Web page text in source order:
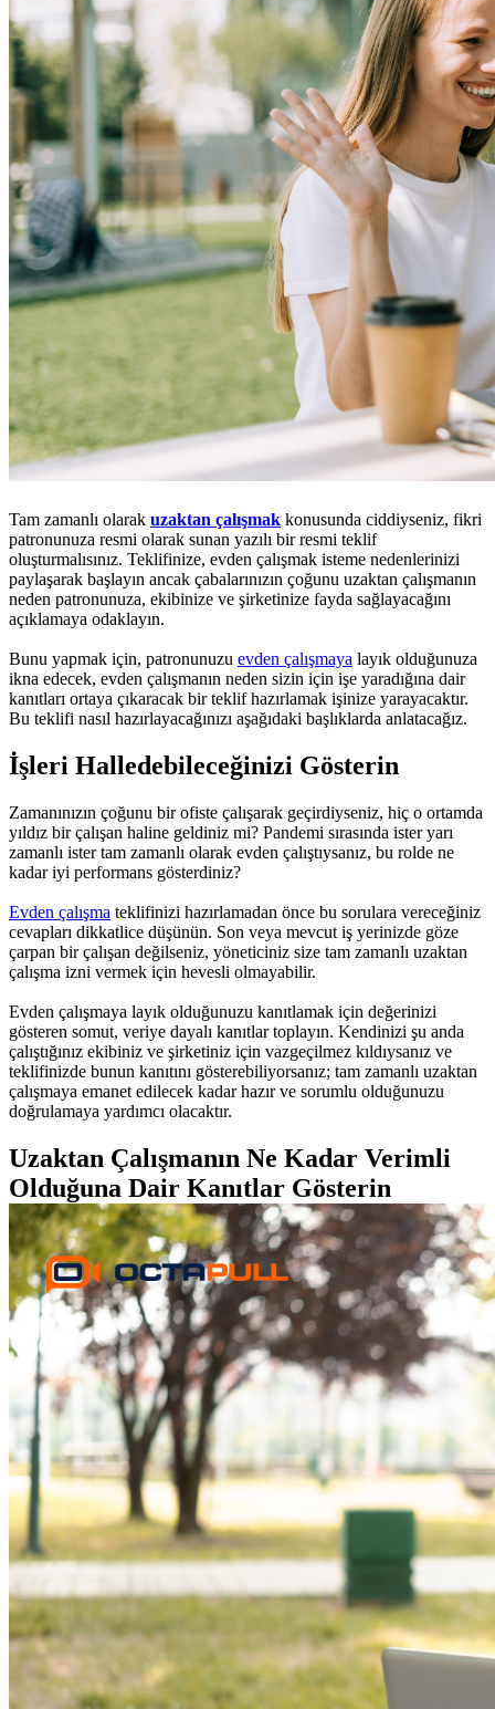
Tam zamanlı olarak uzaktan çalışmak konusunda ciddiyseniz, fikri
patronunuza resmi olarak sunan yazılı bir resmi teklif
oluşturmalısınız. Teklifinize, evden çalışmak isteme nedenlerinizi
paylaşarak başlayın ancak çabalarınızın çoğunu uzaktan çalışmanın
neden patronunuza, ekibinize ve şirketinize fayda sağlayacağını
açıklamaya odaklayın.
Bunu yapmak için, patronunuzu evden çalışmaya layık olduğunuza
ikna edecek, evden çalışmanın neden sizin için işe yaradığına dair
kanıtları ortaya çıkaracak bir teklif hazırlamak işinize yarayacaktır.
Bu teklifi nasıl hazırlayacağınızı aşağıdaki başlıklarda anlatacağız.
İşleri Halledebileceğinizi Gösterin
Zamanınızın çoğunu bir ofiste çalışarak geçirdiyseniz, hiç o ortamda
yıldız bir çalışan haline geldiniz mi? Pandemi sırasında ister yarı
zamanlı ister tam zamanlı olarak evden çalıştıysanız, bu rolde ne
kadar iyi performans gösterdiniz?
Evden çalışma teklifinizi hazırlamadan önce bu sorulara vereceğiniz
cevapları dikkatlice düşünün. Son veya mevcut iş yerinizde göze
çarpan bir çalışan değilseniz, yöneticiniz size tam zamanlı uzaktan
çalışma izni vermek için hevesli olmayabilir.
Evden çalışmaya layık olduğunuzu kanıtlamak için değerinizi
gösteren somut, veriye dayalı kanıtlar toplayın. Kendinizi şu anda
çalıştığınız ekibiniz ve şirketiniz için vazgeçilmez kıldıysanız ve
teklifinizde bunun kanıtını gösterebiliyorsanız; tam zamanlı uzaktan
çalışmaya emanet edilecek kadar hazır ve sorumlu olduğunuzu
doğrulamaya yardımcı olacaktır.
Uzaktan Çalışmanın Ne Kadar Verimli
Olduğuna Dair Kanıtlar Gösterin